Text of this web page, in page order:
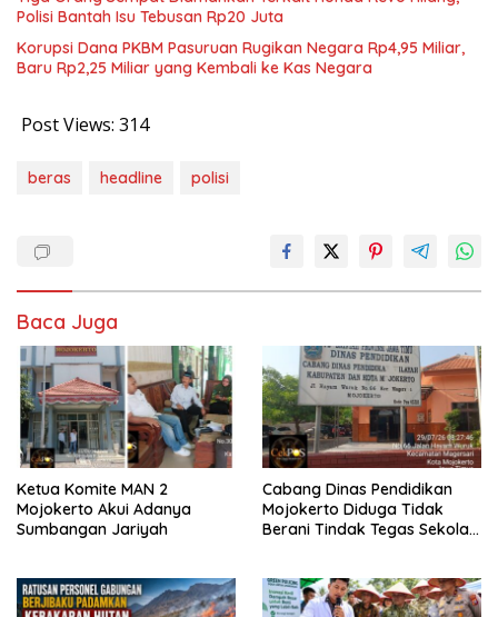
Polisi Bantah Isu Tebusan Rp20 Juta
Korupsi Dana PKBM Pasuruan Rugikan Negara Rp4,95 Miliar,
Baru Rp2,25 Miliar yang Kembali ke Kas Negara
Post Views: 314
beras headline polisi
Baca Juga
Ketua Komite MAN 2
Mojokerto Akui Adanya
Sumbangan Jariyah
Cabang Dinas Pendidikan
Mojokerto Diduga Tidak
Berani Tindak Tegas Sekolah